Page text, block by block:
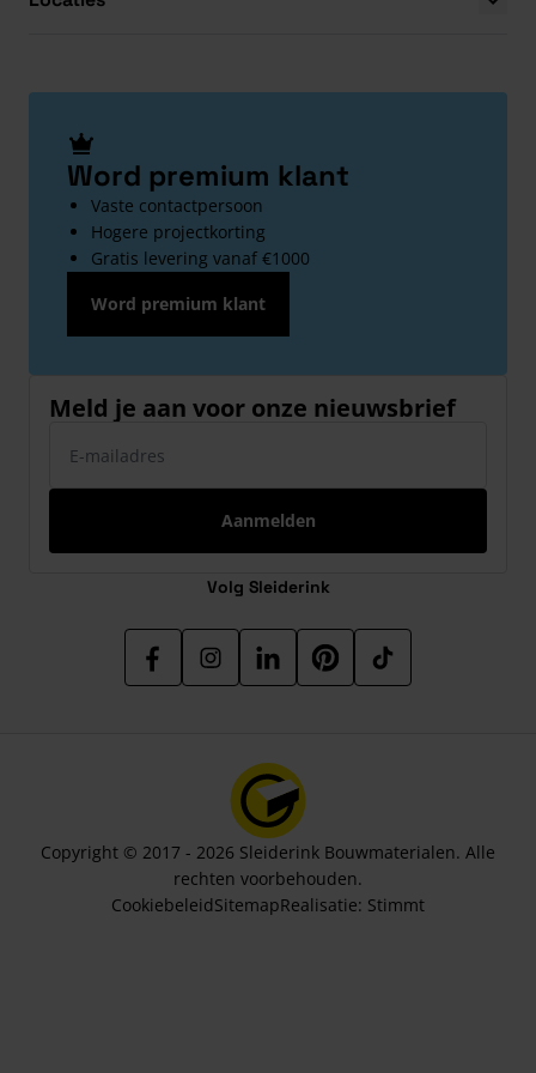
Word premium klant
Vaste contactpersoon
Hogere projectkorting
Gratis levering vanaf €1000
Word premium klant
Meld je aan voor onze nieuwsbrief
Aanmelden
Volg Sleiderink
Copyright © 2017 - 2026 Sleiderink Bouwmaterialen. Alle
rechten voorbehouden.
CookiebeleidSitemapRealisatie: Stimmt